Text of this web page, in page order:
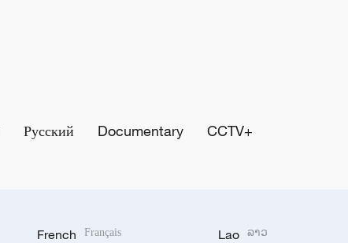
Русский Documentary CCTV+
French Français Lao ລາວ